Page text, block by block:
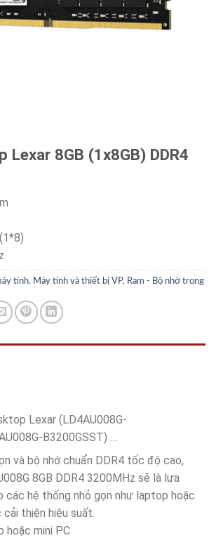
Lexar 8GB (1x8GB) DDR4
tính, Máy tính và thiết bị VP, Ram - Bộ nhớ trong
Lexar (LD4AU008G-
B3200GSST) …
và bộ nhớ chuẩn DDR4 tốc độ cao,
8GB DDR4 3200MHz sẽ là lựa
các hệ thống nhỏ gọn như laptop hoặc
thiện hiệu suất.
hoặc mini PC